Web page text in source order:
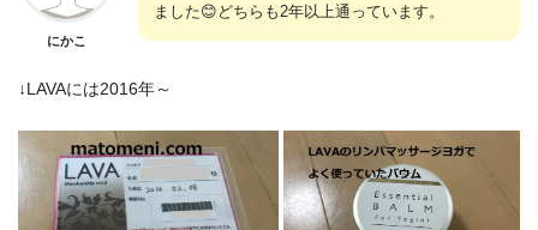
にかこ
ました😊どちらも2年以上通っています。
↓LAVAには2016年～